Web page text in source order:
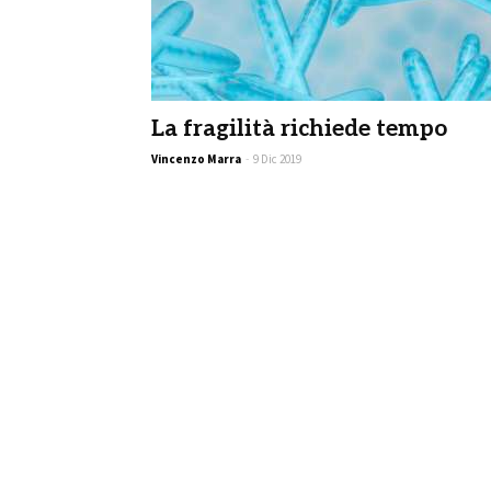
La fragilità richiede tempo
Vincenzo Marra - 9 Dic 2019